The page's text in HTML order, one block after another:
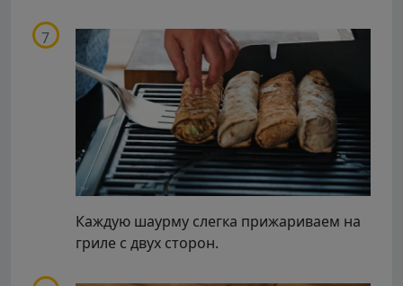
Каждую шаурму слегка прижариваем на
гриле с двух сторон.